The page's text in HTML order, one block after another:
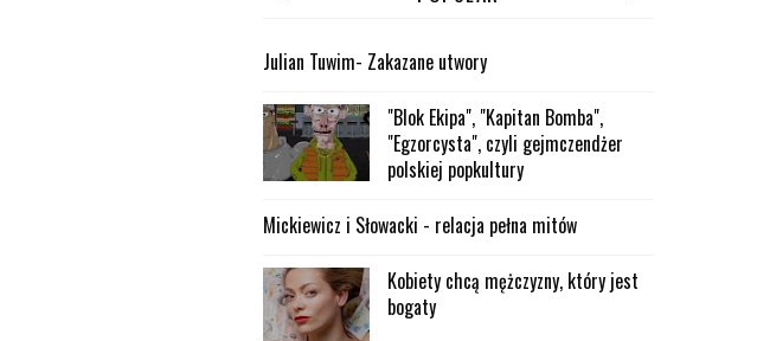
Julian Tuwim- Zakazane utwory
"Blok Ekipa", "Kapitan Bomba",
"Egzorcysta", czyli gejmczendżer
polskiej popkultury
Mickiewicz i Słowacki - relacja pełna mitów
Kobiety chcą mężczyzny, który jest
bogaty